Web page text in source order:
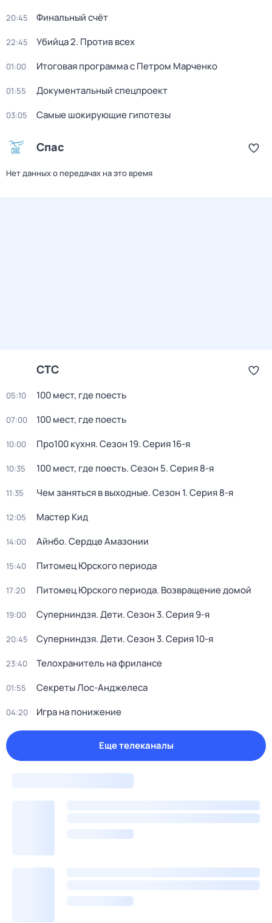
20:45 Финальный счёт
22:45 Убийца 2. Против всех
01:00 Итоговая программа с Петром Марченко
01:55 Документальный спецпроект
03:05 Самые шoкиpующие гипотезы
Спас
Нет данных о передачах на это время
СТС
05:10 100 мест, где поесть
07:00 100 мест, где поесть
10:00 Про100 кухня. Сезон 19. Серия 16-я
10:35 100 мест, где поесть. Сезон 5. Серия 8-я
11:35 Чем заняться в выходные. Сезон 1. Серия 8-я
12:05 Мастер Кид
14:00 Айнбо. Сердце Амазонии
15:40 Питомец Юрского периода
17:20 Питомец Юрского периода. Возвращение домой
19:00 Суперниндзя. Дети. Сезон 3. Серия 9-я
20:45 Суперниндзя. Дети. Сезон 3. Серия 10-я
23:40 Телохранитель на фрилансе
01:55 Секреты Лос-Анджелеса
04:20 Игра на понижение
Еще телеканалы